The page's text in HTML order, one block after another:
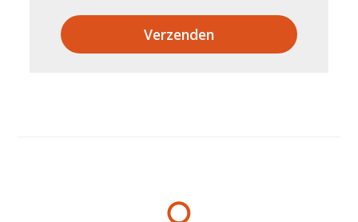
Verzenden